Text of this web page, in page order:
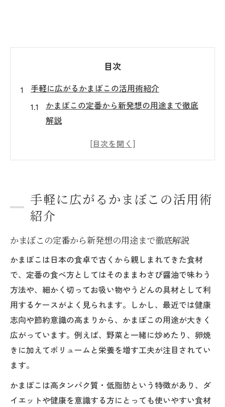
目次
手軽に広がるかまぼこの活用術紹介
かまぼこの定番から新発想の用途まで徹底
解説
忙しい日に役立つかまぼこの簡単アレンジ
朝食や弁当でかまぼこが活きるシーン別活
用法
人気レシピを参考にしたかまぼこ活用のコ
かまぼこを使う健康的な食卓の工夫
かまぼこの栄養と健康面を踏まえた使い方
塩分や添加物が気になる方へのかまぼこ活
用術
かまぼこが体に悪いと言われる理由を正し
く知る
入れる
家族の健康を守るかまぼこ選びのポイント
手軽に広がるかまぼこの活用術
紹介
かまぼこの定番から新発想の用途まで徹底解説
かまぼこは日本の食卓で古くから親しまれてきた食材
で、定番の食べ方としてはそのままわさび醤油で味わう
方法や、細かく切ってお吸い物やうどんの具材として利
用するケースがよく見られます。しかし、最近では健康
志向や節約意識の高まりから、かまぼこの用途が大きく
広がっています。例えば、野菜と一緒に炒めたり、卵焼
きに加えてボリュームと栄養を増す工夫が注目されてい
ます。
かまぼこは高タンパク質・低脂肪という特徴があり、ダ
イエットや健康を意識する方にとっても使いやすい食材